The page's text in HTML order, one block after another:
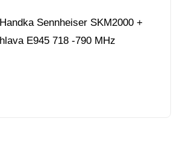
Handka Sennheiser SKM2000 +
hlava E945 718 -790 MHz